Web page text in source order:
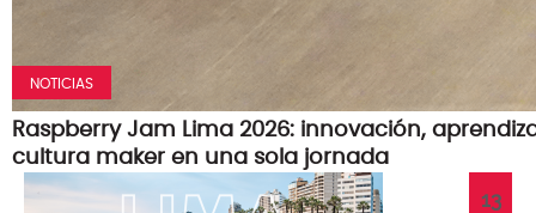
NOTICIAS
Raspberry Jam Lima 2026: innovación,
cultura maker en una sola jornada
13